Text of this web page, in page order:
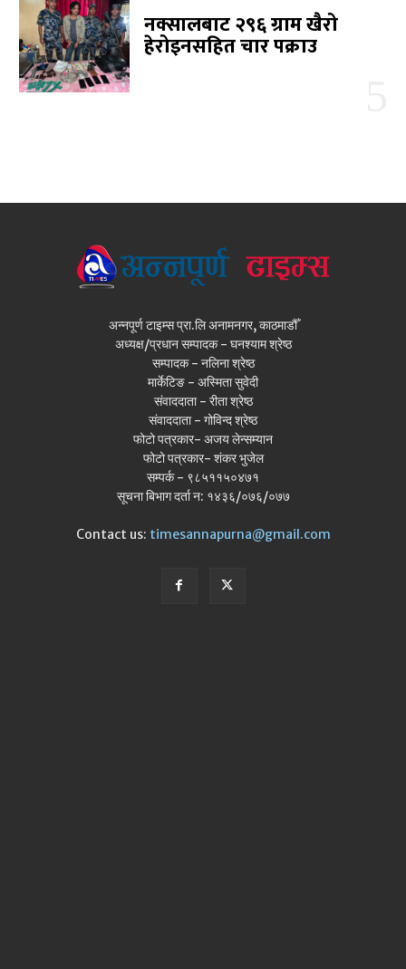
नक्सालबाट २९६ ग्राम खैरो
हेरोइनसहित चार पक्राउ
अन्नपूर्ण टाइम्स प्रा.लि अनामनगर, काठमाडौँ
अध्यक्ष/प्रधान सम्पादक - घनश्याम श्रेष्ठ
सम्पादक - नलिना श्रेष्ठ
मार्केटिङ - अस्मिता सुवेदी
संवाददाता - रीता श्रेष्ठ
संवाददाता - गोविन्द श्रेष्ठ
फोटो पत्रकार- अजय लेन्सम्यान
फोटो पत्रकार- शंकर भुजेल
सम्पर्क - ९८५११५०४७१
सूचना बिभाग दर्ता न: १४३६/०७६/०७७
Contact us: timesannapurna@gmail.com